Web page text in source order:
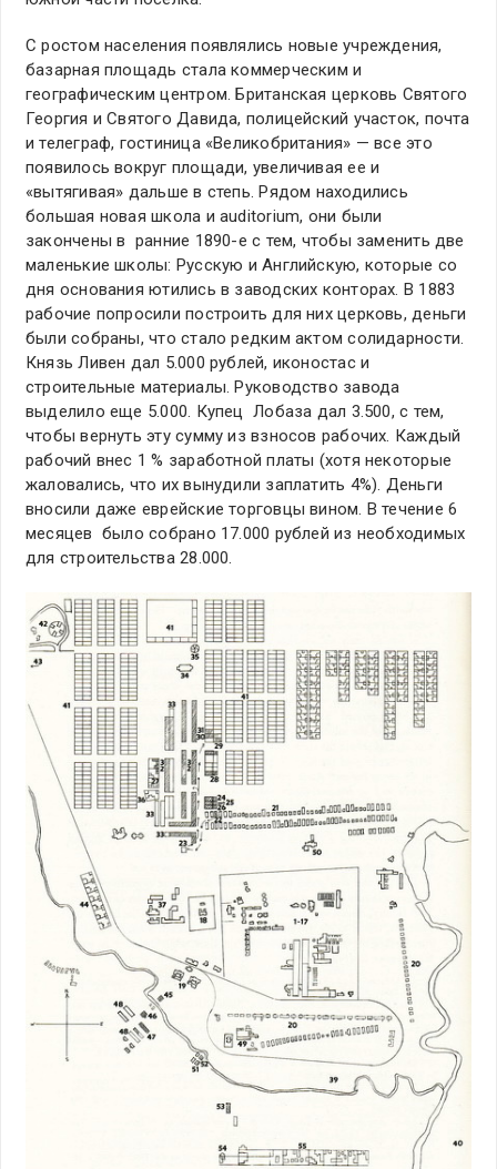
С ростом населения появлялись новые учреждения,
базарная площадь стала коммерческим и
географическим центром. Британская церковь Святого
Георгия и Святого Давида, полицейский участок, почта
и телеграф, гостиница «Великобритания» — все это
появилось вокруг площади, увеличивая ее и
«вытягивая» дальше в степь. Рядом находились
большая новая школа и auditorium, они были
закончены в ранние 1890-е с тем, чтобы заменить две
маленькие школы: Русскую и Английскую, которые со
дня основания ютились в заводских конторах. В 1883
рабочие попросили построить для них церковь, деньги
были собраны, что стало редким актом солидарности.
Князь Ливен дал 5.000 рублей, иконостас и
строительные материалы. Руководство завода
выделило еще 5.000. Купец Лобаза дал 3.500, с тем,
чтобы вернуть эту сумму из взносов рабочих. Каждый
рабочий внес 1 % заработной платы (хотя некоторые
жаловались, что их вынудили заплатить 4%). Деньги
вносили даже еврейские торговцы вином. В течение 6
месяцев было собрано 17.000 рублей из необходимых
для строительства 28.000.